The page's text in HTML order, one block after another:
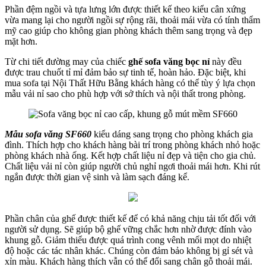
Phần đệm ngồi và tựa lưng lớn được thiết kế theo kiểu cân xứng
vừa mang lại cho người ngồi sự rộng rãi, thoải mái vừa có tính thẩm
mỹ cao giúp cho không gian phòng khách thêm sang trọng và đẹp
mặt hơn.
Từ chi tiết đường may của chiếc ghế sofa văng bọc nỉ này đều
được trau chuốt tỉ mỉ đảm bảo sự tinh tế, hoàn hảo. Đặc biệt, khi
mua sofa tại Nội Thất Hữu Bằng khách hàng có thể tùy ý lựa chọn
mẫu vải nỉ sao cho phù hợp với sở thích và nội thất trong phòng.
Mẫu sofa văng SF660 kiểu dáng sang trọng cho phòng khách gia
đình. Thích hợp cho khách hàng bài trí trong phòng khách nhỏ hoặc
phòng khách nhà ống. Kết hợp chất liệu nỉ đẹp và tiện cho gia chủ.
Chất liệu vải nỉ còn giúp người chủ nghỉ ngơi thoải mái hơn. Khi rút
ngắn được thời gian vệ sinh và làm sạch đáng kể.
Phần chân của ghế được thiết kế để có khả năng chịu tải tốt đối với
người sử dụng. Sẽ giúp bộ ghế vững chắc hơn nhờ được đính vào
khung gỗ. Giảm thiểu được quá trình cong vênh mối mọt do nhiệt
độ hoặc các tác nhân khác. Chúng còn đảm bảo không bị gỉ sét và
xỉn màu. Khách hàng thích vẫn có thể đổi sang chân gỗ thoải mái.